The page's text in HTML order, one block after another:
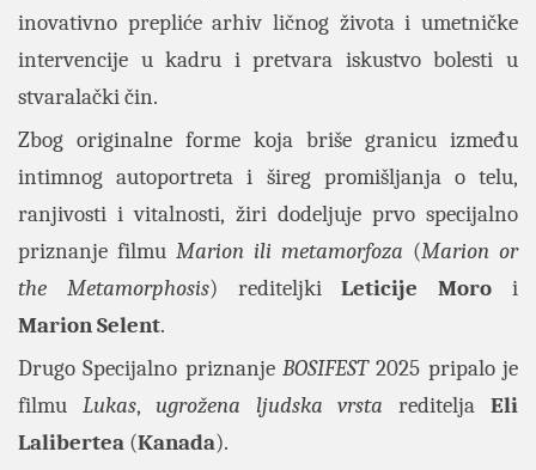
inovativno prepliće arhiv ličnog života i umetničke
intervencije u kadru i pretvara iskustvo bolesti u
stvaralački čin.
Zbog originalne forme koja briše granicu između
intimnog autoportreta i šireg promišljanja o telu,
ranjivosti i vitalnosti, žiri dodeljuje prvo specijalno
priznanje filmu Marion ili metamorfoza (Marion or
the Metamorphosis) rediteljkiLeticije Moro i
Marion Selent.
Drugo Specijalno priznanje BOSIFEST2025 pripalo je
filmu Lukas, ugrožena ljudska vrsta rediteljaEli
Lalibertea (Kanada).